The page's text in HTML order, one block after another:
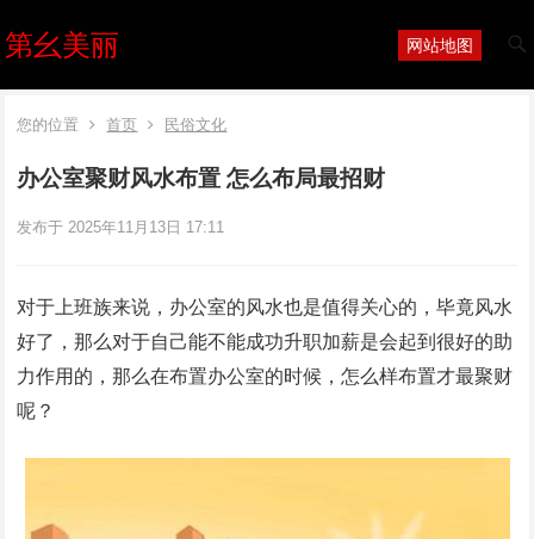
第幺美丽 网站地图
您的位置 首页 民俗文化
办公室聚财风水布置 怎么布局最招财
发布于 2025年11月13日 17:11
对于上班族来说，办公室的风水也是值得关心的，毕竟风水
好了，那么对于自己能不能成功升职加薪是会起到很好的助
力作用的，那么在布置办公室的时候，怎么样布置才最聚财
呢？